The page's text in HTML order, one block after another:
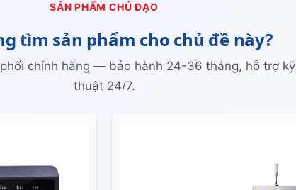
SẢN PHẨM CHỦ ĐẠO
tìm sản phẩm cho chủ đề này?
chính hãng — bảo hành 24-36 tháng, hỗ trợ kỹ
thuật 24/7.